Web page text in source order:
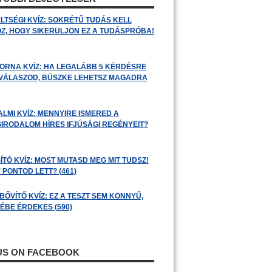
KVÍZ: SOKRÉTŰ TUDÁS KELL
HOGY SIKERÜLJÖN EZ A TUDÁSPRÓBA!
KVÍZ: HA LEGALÁBB 5 KÉRDÉSRE
BÜSZKE LEHETSZ MAGADRA
KVÍZ: MENNYIRE ISMERED A
HÍRES IFJÚSÁGI REGÉNYEIT?
KVÍZ: MOST MUTASD MEG MIT TUDSZ!
LETT? (461)
KVÍZ: EZ A TESZT SEM KÖNNYŰ,
ÉRDEKES (590)
ON FACEBOOK